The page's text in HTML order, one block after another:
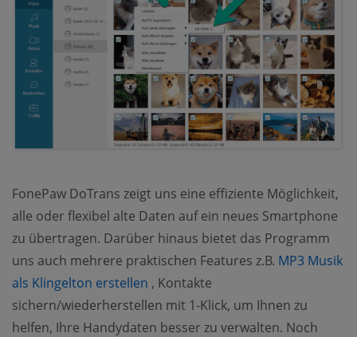
FonePaw DoTrans zeigt uns eine effiziente Möglichkeit,
alle oder flexibel alte Daten auf ein neues Smartphone
zu übertragen. Darüber hinaus bietet das Programm
uns auch mehrere praktischen Features z.B. MP3 Musik
als Klingelton erstellen (opens new window)
, Kontakte
sichern/wiederherstellen mit 1-Klick, um Ihnen zu
helfen, Ihre Handydaten besser zu verwalten. Noch